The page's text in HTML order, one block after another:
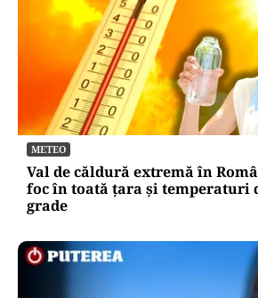
METEO
Val de căldură extremă în
foc în toată țara și temperaturi
grade